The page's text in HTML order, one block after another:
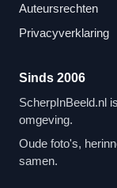
Auteursrechten
Privacyverklaring
Sinds 2006
ScherpInBeeld.nl
omgeving.
Oude foto's,
samen.